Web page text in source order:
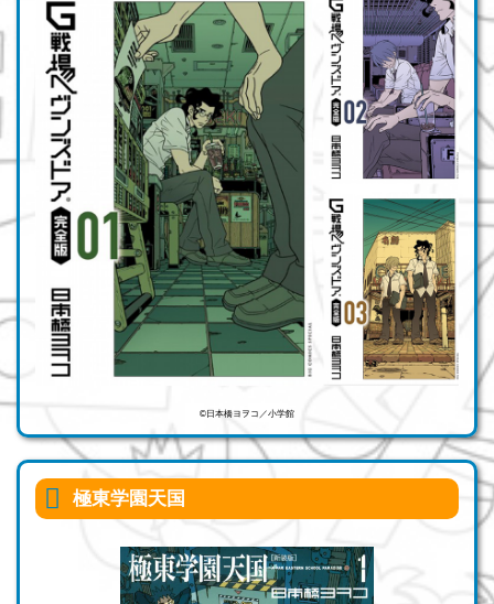
©日本橋ヨヲコ／小学館
極東学園天国